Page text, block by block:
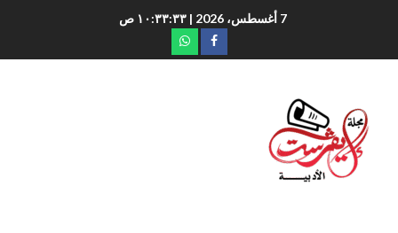
7 أغسطس، 2026 | ١٠:٣٣:٣٥ ص